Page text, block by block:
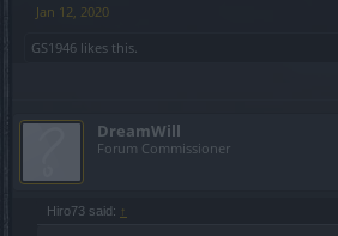
Jan 12, 2020
GS1946 likes this.
DreamWill
Forum Commissioner
Hiro73 said: ↑